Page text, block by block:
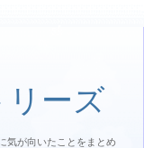
リーズ
気が向いたことをまとめ